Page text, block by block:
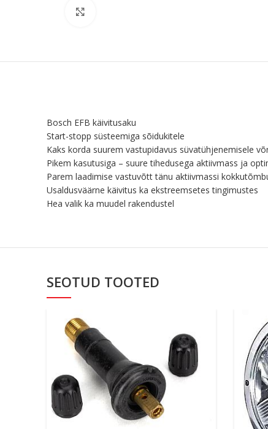
Bosch EFB käivitusaku
Start-stopp süsteemiga sõidukitele
Kaks korda suurem vastupidavus süvatühjenemisele
Pikem kasutusiga – suure tihedusega aktiivmass ja
Parem laadimise vastuvõtt tänu aktiivmassi
Usaldusväärne käivitus ka ekstreemsetes tingimustes
Hea valik ka muudel rakendustel
SEOTUD TOOTED